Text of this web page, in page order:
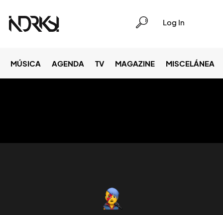
Log In
MÚSICA AGENDA TV MAGAZINE MISCELÁNEA